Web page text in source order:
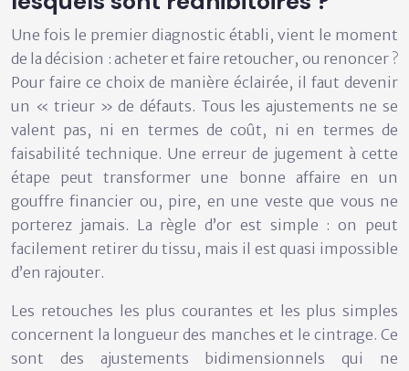
Une fois le premier diagnostic établi, vient le moment
de la décision : acheter et faire retoucher, ou renoncer ?
Pour faire ce choix de manière éclairée, il faut devenir
un « trieur » de défauts. Tous les ajustements ne se
valent pas, ni en termes de coût, ni en termes de
faisabilité technique. Une erreur de jugement à cette
étape peut transformer une bonne affaire en un
gouffre financier ou, pire, en une veste que vous ne
porterez jamais. La règle d’or est simple :on peut
facilement retirer du tissu, mais il est quasi impossible
d’en rajouter.
Les retouches les plus courantes et les plus simples
concernent la longueur des manches et le cintrage. Ce
sont des ajustements bidimensionnels qui ne